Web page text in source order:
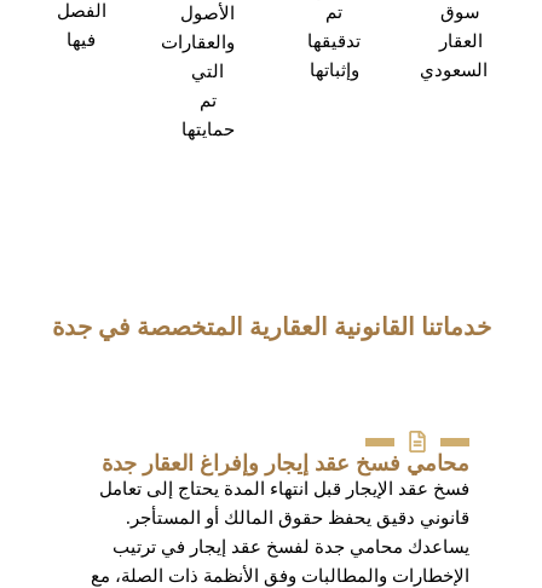
سوق
العقار
السعودي
تم
تدقيقها
وإثباتها
الأصول
والعقارات
التي
تم
حمايتها
الفصل
فيها
خدماتنا القانونية العقارية المتخصصة في جدة
محامي فسخ عقد إيجار وإفراغ العقار جدة
فسخ عقد الإيجار قبل انتهاء المدة يحتاج إلى تعامل
قانوني دقيق يحفظ حقوق المالك أو المستأجر.
يساعدك محامي جدة لفسخ عقد إيجار في ترتيب
الإخطارات والمطالبات وفق الأنظمة ذات الصلة، مع